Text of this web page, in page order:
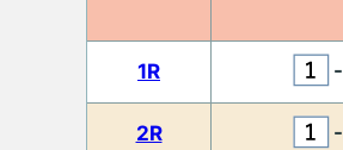
1R -
2R -